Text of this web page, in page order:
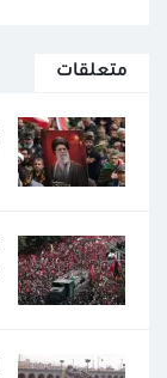
متعلقات